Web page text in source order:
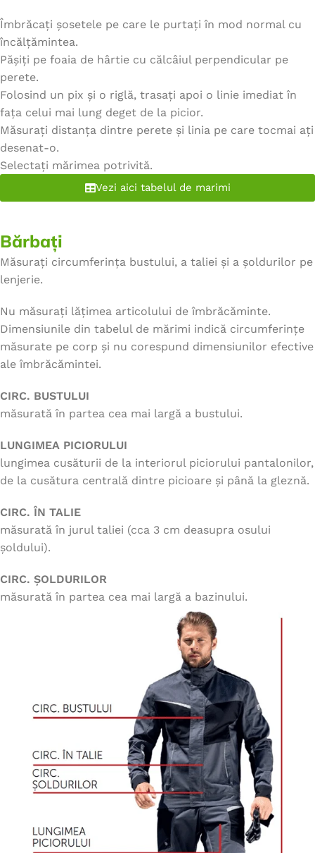
Îmbrăcați șosetele pe care le purtați în mod normal cu
încălțămintea.
Pășiți pe foaia de hârtie cu călcâiul perpendicular pe
perete.
Folosind un pix și o riglă, trasați apoi o linie imediat în
fața celui mai lung deget de la picior.
Măsurați distanța dintre perete și linia pe care tocmai ați
desenat-o.
Selectați mărimea potrivită.
Vezi aici tabelul de marimi
Bărbați
Măsurați circumferința bustului, a taliei și a șoldurilor pe
lenjerie.
Nu măsurați lățimea articolului de îmbrăcăminte.
Dimensiunile din tabelul de mărimi indică circumferințe
măsurate pe corp și nu corespund dimensiunilor efective
ale îmbrăcămintei.
CIRC. BUSTULUI
măsurată în partea cea mai largă a bustului.
LUNGIMEA PICIORULUI
lungimea cusăturii de la interiorul piciorului pantalonilor,
de la cusătura centrală dintre picioare și până la gleznă.
CIRC. ÎN TALIE
măsurată în jurul taliei (cca 3 cm deasupra osului
șoldului).
CIRC. ȘOLDURILOR
măsurată în partea cea mai largă a bazinului.